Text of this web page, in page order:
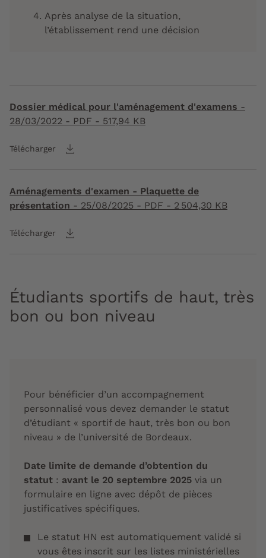
Après analyse de la situation,
l’établissement rend une décision
Dossier médical pour l'aménagement d'examens -
28/03/2022 - PDF - 517,94 KB
Télécharger
Aménagements d'examen - Plaquette de
présentation - 25/08/2025 - PDF - 2 504,30 KB
Télécharger
Étudiants sportifs de haut, très
bon ou bon niveau
Pour bénéficier d’un accompagnement
personnalisé vous devez demander le statut
d’étudiant « sportif de haut, très bon ou bon
niveau » de l’université de Bordeaux.
Date limite de demande d’obtention du
statut : avant le 20 septembre 2025 via un
formulaire en ligne avec dépôt de pièces
justificatives spécifiques.
Le statut HN est automatiquement validé si
vous êtes inscrit sur les listes ministérielles